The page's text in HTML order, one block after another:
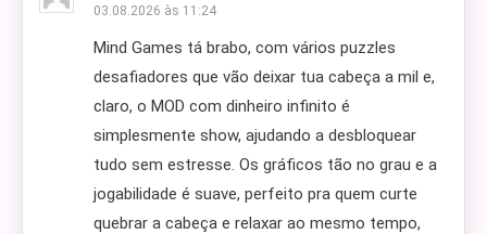
03.08.2026 às 11:24
Mind Games tá brabo, com vários puzzles
desafiadores que vão deixar tua cabeça a mil e,
claro, o MOD com dinheiro infinito é
simplesmente show, ajudando a desbloquear
tudo sem estresse. Os gráficos tão no grau e a
jogabilidade é suave, perfeito pra quem curte
quebrar a cabeça e relaxar ao mesmo tempo,